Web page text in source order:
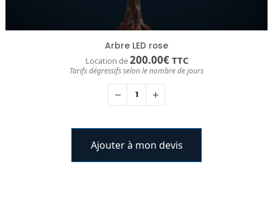
Arbre LED rose
Location de200.00€ TTC
Tarifs dégressifs selon le nombre de jours
Ajouter à mon devis